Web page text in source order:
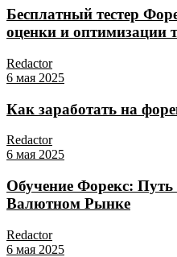
Бесплатный тестер
оценки и оптимизации
Redactor
6 мая 2025
Как заработать на
Redactor
6 мая 2025
Обучение Форекс:
Валютном Рынке
Redactor
6 мая 2025